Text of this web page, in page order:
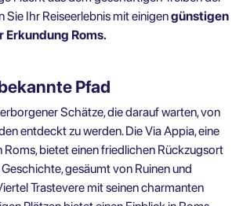
Sie Ihr Reiseerlebnis mit einigengünstigen
Erkundung Roms.
Pfad
Schätze, die darauf warten, von
entdeckt zu werden. Die Via Appia, eine
Roms, bietet einen friedlichen Rückzugsort
gesäumt von Ruinen und
Trastevere mit seinen charmanten